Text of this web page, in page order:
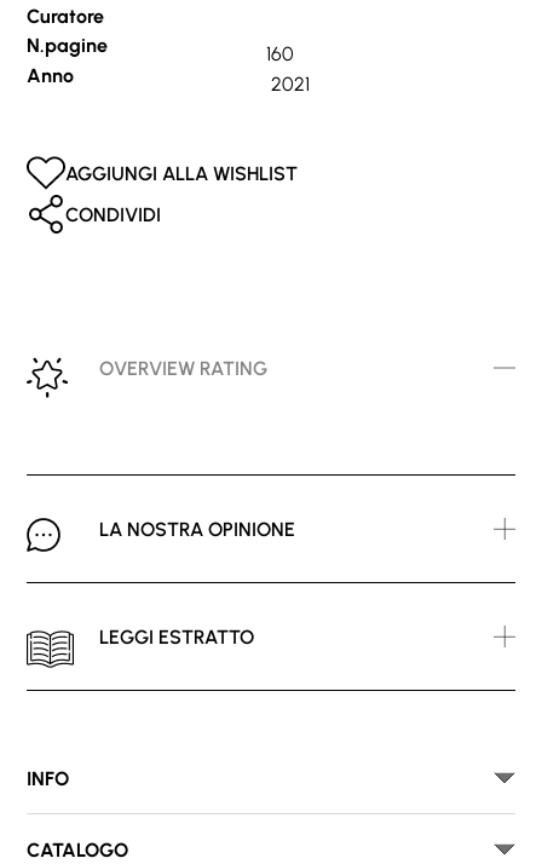
Curatore
N.pagine
160
Anno
2021
AGGIUNGI ALLA WISHLIST
CONDIVIDI
OVERVIEW RATING
LA NOSTRA OPINIONE
LEGGI ESTRATTO
INFO
CATALOGO